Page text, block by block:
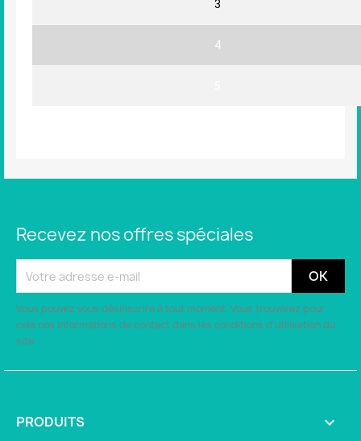
3
4
Recevez nos offres spéciales
Vous pouvez vous désinscrire à tout moment. Vous trouverez pour
cela nos informations de contact dans les conditions d'utilisation du
site.
PRODUITS 